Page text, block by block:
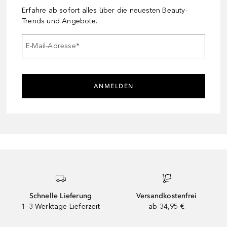
Erfahre ab sofort alles über die neuesten Beauty-
Trends und Angebote.
E-Mail-Adresse*
ANMELDEN
Schnelle Lieferung
1–3 Werktage Lieferzeit
Versandkostenfrei
ab 34,95 €